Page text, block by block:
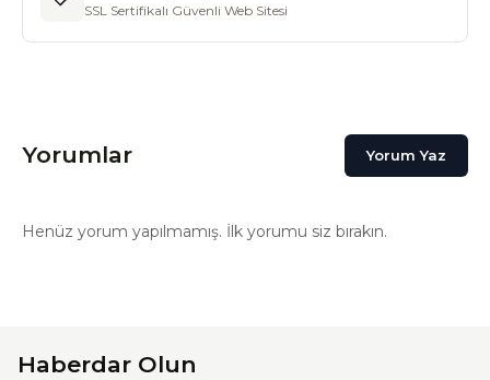
SSL Sertifikalı Güvenli Web Sitesi
Yorumlar Yorum Yaz
Henüz yorum yapılmamış. İlk yorumu siz bırakın.
Haberdar Olun